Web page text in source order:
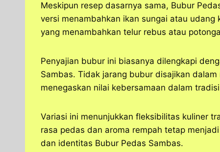
Meskipun resep dasarnya sama, Bubur
versi menambahkan ikan sungai atau
yang menambahkan telur rebus atau
Penyajian bubur ini biasanya dilengkapi
Sambas. Tidak jarang bubur disajikan
menegaskan nilai kebersamaan dalam
Variasi ini menunjukkan fleksibilitas kuliner
rasa pedas dan aroma rempah tetap
dan identitas Bubur Pedas Sambas.